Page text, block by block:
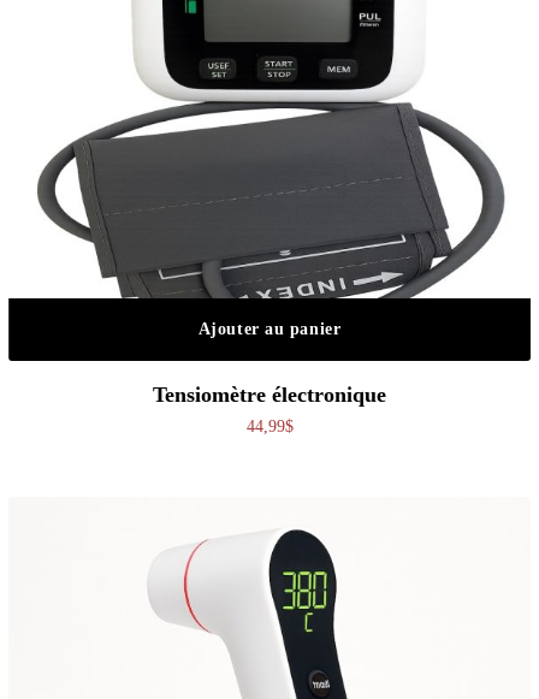
Ajouter au panier
Tensiomètre électronique
44,99$